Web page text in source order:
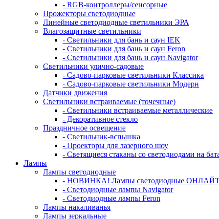
- RGB-контроллеры/сенсорные
Прожекторы светодиодные
Линейные светодиодные светильники ЭРА
Влагозащитные светильники
- Cветильники для бань и саун IEK
- Cветильники для бань и саун Feron
- Cветильники для бань и саун Navigator
Светильники улично-садовые
- Садово-парковые светильники Классика
- Садово-парковые светильники Модерн
Датчики движения
Светильники встраиваемые (точечные)
- Светильники встраиваемые металлические
- Декоративное стекло
Праздничное освещение
- Светильник-вспышка
- Проекторы для лазерного шоу
- Светящиеся стаканы со светодиодами на
Лампы
Лампы светодиодные
- НОВИНКА! Лампы светодиодные
- Светодиодные лампы Navigator
- Светодиодные лампы Feron
Лампы накаливанья
Лампы зеркальные